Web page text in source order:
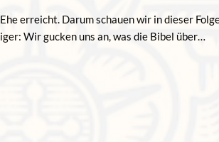
erreicht. Darum schauen wir in dieser
Wir gucken uns an, was die Bibel über…